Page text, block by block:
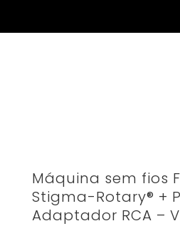
Máquina sem fios
Stigma-Rotary® +
Adaptador RCA –